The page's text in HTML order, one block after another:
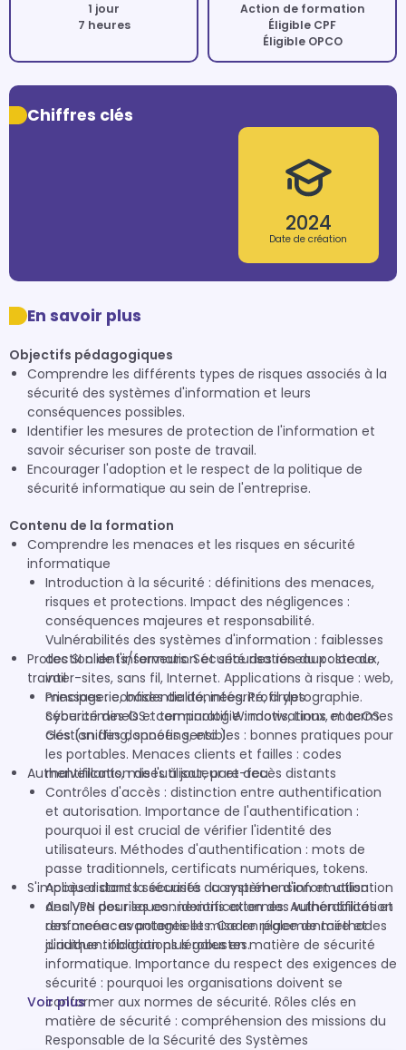
1 jour
7 heures
Action de formation
Éligible CPF
Éligible OPCO
Chiffres clés
2024
Date de création
En savoir plus
Objectifs pédagogiques
Comprendre les différents types de risques associés à la
sécurité des systèmes d'information et leurs
conséquences possibles.
Identifier les mesures de protection de l'information et
savoir sécuriser son poste de travail.
Encourager l'adoption et le respect de la politique de
sécurité informatique au sein de l'entreprise.
Contenu de la formation
Comprendre les menaces et les risques en sécurité
informatique
Introduction à la sécurité : définitions des menaces,
risques et protections. Impact des négligences :
conséquences majeures et responsabilité.
Vulnérabilités des systèmes d'information : faiblesses
des SI clients/serveurs. Sécurité des réseaux : locaux,
inter-sites, sans fil, Internet. Applications à risque : web,
messagerie, bases de données. Profil des
cybercriminels et terminologie : motivations et termes
clés (sniffing, spoofing, etc.).
Protection de l'information et sécurisation du poste de
travail
Principes : confidentialité, intégrité, cryptographie.
Sécurité des OS : comparatif Windows, Linux, macOS.
Gestion des données sensibles : bonnes pratiques pour
les portables. Menaces clients et failles : codes
malveillants, mises à jour, pare-feu.
Authentification de l'utilisateur et accès distants
Contrôles d'accès : distinction entre authentification
et autorisation. Importance de l'authentification :
pourquoi il est crucial de vérifier l'identité des
utilisateurs. Méthodes d'authentification : mots de
passe traditionnels, certificats numériques, tokens.
Accès distants sécurisés : compréhension et utilisation
des VPN pour les connexions externes. Authentification
renforcée : avantages et mise en place de méthodes
d'authentification plus robustes.
S'impliquer dans la sécurité du système d'information
Analyse des risques : identification des vulnérabilités et
des menaces potentielles. Cadre réglementaire et
juridique : obligations légales en matière de sécurité
informatique. Importance du respect des exigences de
sécurité : pourquoi les organisations doivent se
conformer aux normes de sécurité. Rôles clés en
matière de sécurité : compréhension des missions du
Responsable de la Sécurité des Systèmes
Voir plus